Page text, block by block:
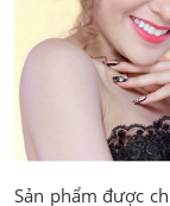
Sản phẩm được